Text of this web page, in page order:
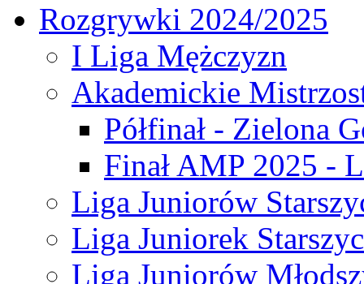
Rozgrywki 2024/2025
I Liga Mężczyzn
Akademickie
Półfinał - Zielona
Finał AMP 2025 -
Liga Juniorów
Liga Juniorek
Liga Juniorów